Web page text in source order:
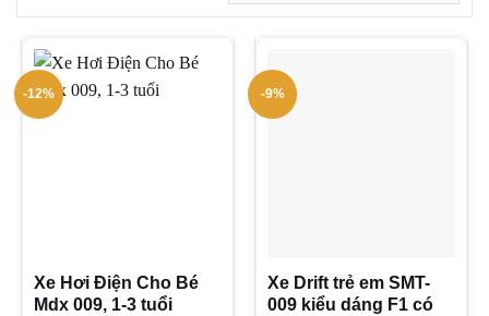
-12%
Xe Hơi Điện Cho Bé
Mdx 009, 1-3 tuổi
-9%
Xe Drift trẻ em SMT-
009 kiểu dáng F1 có